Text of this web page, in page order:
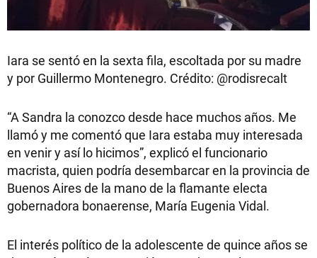
Iara se sentó en la sexta fila, escoltada por su madre
y por Guillermo Montenegro. Crédito: @rodisrecalt
“A Sandra la conozco desde hace muchos años. Me
llamó y me comentó que Iara estaba muy interesada
en venir y así lo hicimos”, explicó el funcionario
macrista, quien podría desembarcar en la provincia de
Buenos Aires de la mano de la flamante electa
gobernadora bonaerense, María Eugenia Vidal.
El interés político de la adolescente de quince años se